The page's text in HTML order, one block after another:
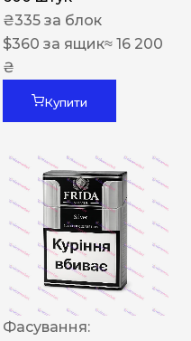
₴335 за блок
$360 за ящик≈ 16 200
₴
Купити
Фасування: